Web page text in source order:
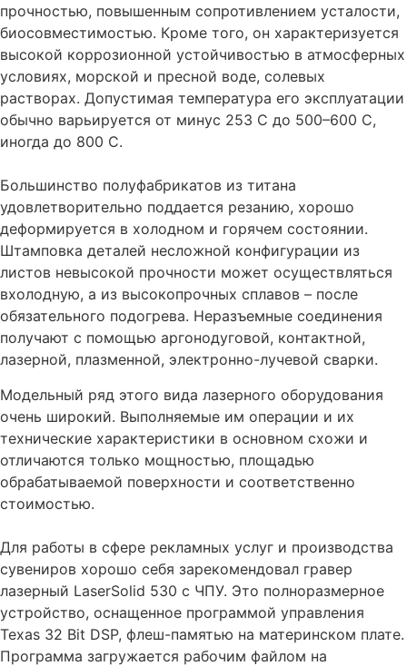
прочностью, повышенным сопротивлением усталости,
биосовместимостью. Кроме того, он характеризуется
высокой коррозионной устойчивостью в атмосферных
условиях, морской и пресной воде, солевых
растворах. Допустимая температура его эксплуатации
обычно варьируется от минус 253 С до 500–600 С,
иногда до 800 С.
Большинство полуфабрикатов из титана
удовлетворительно поддается резанию, хорошо
деформируется в холодном и горячем состоянии.
Штамповка деталей несложной конфигурации из
листов невысокой прочности может осуществляться
вхолодную, а из высокопрочных сплавов – после
обязательного подогрева. Неразъемные соединения
получают с помощью аргонодуговой, контактной,
лазерной, плазменной, электронно-лучевой сварки.
Модельный ряд этого вида лазерного оборудования
очень широкий. Выполняемые им операции и их
технические характеристики в основном схожи и
отличаются только мощностью, площадью
обрабатываемой поверхности и соответственно
стоимостью.
Для работы в сфере рекламных услуг и производства
сувениров хорошо себя зарекомендовал гравер
лазерный LaserSolid 530 с ЧПУ. Это полноразмерное
устройство, оснащенное программой управления
Texas 32 Bit DSP, флеш-памятью на материнском плате.
Программа загружается рабочим файлом на